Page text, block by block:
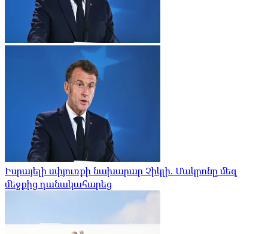
Իսրայելի սփյուռքի նախարար Չիկլի. Մակրոնը մեզ
մեջքից դանակահարեց